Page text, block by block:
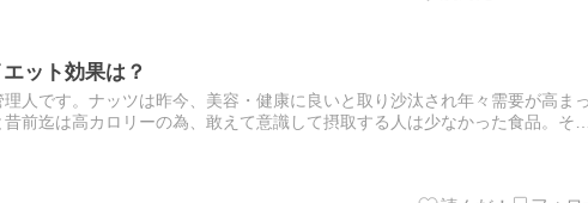
ット効果は？
人です。ナッツは昨今、美容・健康に良いと取り沙汰され年々需要が高まっ
前迄は高カロリーの為、敢えて意識して摂取する人は少なかった食品。そこ